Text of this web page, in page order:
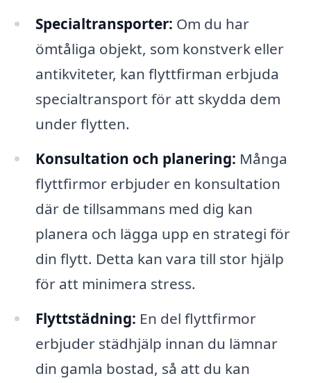
Specialtransporter: Om du har
ömtåliga objekt, som konstverk eller
antikviteter, kan flyttfirman erbjuda
specialtransport för att skydda dem
under flytten.
Konsultation och planering: Många
flyttfirmor erbjuder en konsultation
där de tillsammans med dig kan
planera och lägga upp en strategi för
din flytt. Detta kan vara till stor hjälp
för att minimera stress.
Flyttstädning: En del flyttfirmor
erbjuder städhjälp innan du lämnar
din gamla bostad, så att du kan